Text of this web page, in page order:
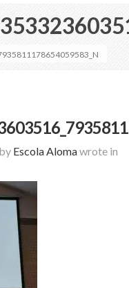
by Escola Alomawrote in